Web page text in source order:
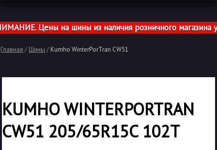
Цены на шины из наличия розничного магазина
Главная / Шины / Kumho WinterPorTran CW51
KUMHO WINTERPORTRAN
CW51 205/65R15C 102T